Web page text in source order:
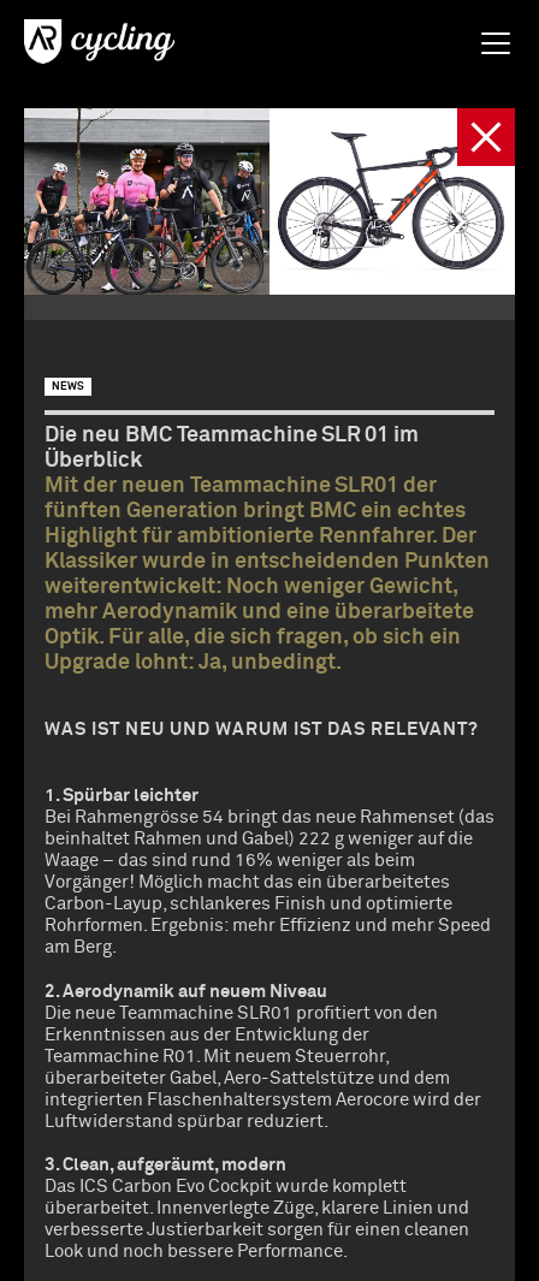
NEWS
Die neu BMC Teammachine SLR 01 im
Überblick
Mit der neuen Teammachine SLR01 der
fünften Generation bringt BMC ein echtes
Highlight für ambitionierte Rennfahrer. Der
Klassiker wurde in entscheidenden Punkten
weiterentwickelt: Noch weniger Gewicht,
mehr Aerodynamik und eine überarbeitete
Optik. Für alle, die sich fragen, ob sich ein
Upgrade lohnt: Ja, unbedingt.
WAS IST NEU UND WARUM IST DAS RELEVANT?
1. Spürbar leichter
Bei Rahmengrösse 54 bringt das neue Rahmenset (das
beinhaltet Rahmen und Gabel) 222 g weniger auf die
Waage – das sind rund 16% weniger als beim
Vorgänger! Möglich macht das ein überarbeitetes
Carbon-Layup, schlankeres Finish und optimierte
Rohrformen. Ergebnis: mehr Effizienz und mehr Speed
am Berg.
2. Aerodynamik auf neuem Niveau
Die neue Teammachine SLR01 profitiert von den
Erkenntnissen aus der Entwicklung der
Teammachine R01. Mit neuem Steuerrohr,
überarbeiteter Gabel, Aero-Sattelstütze und dem
integrierten Flaschenhaltersystem Aerocore wird der
Luftwiderstand spürbar reduziert.
3. Clean, aufgeräumt, modern
Das ICS Carbon Evo Cockpit wurde komplett
überarbeitet. Innenverlegte Züge, klarere Linien und
verbesserte Justierbarkeit sorgen für einen cleanen
Look und noch bessere Performance.